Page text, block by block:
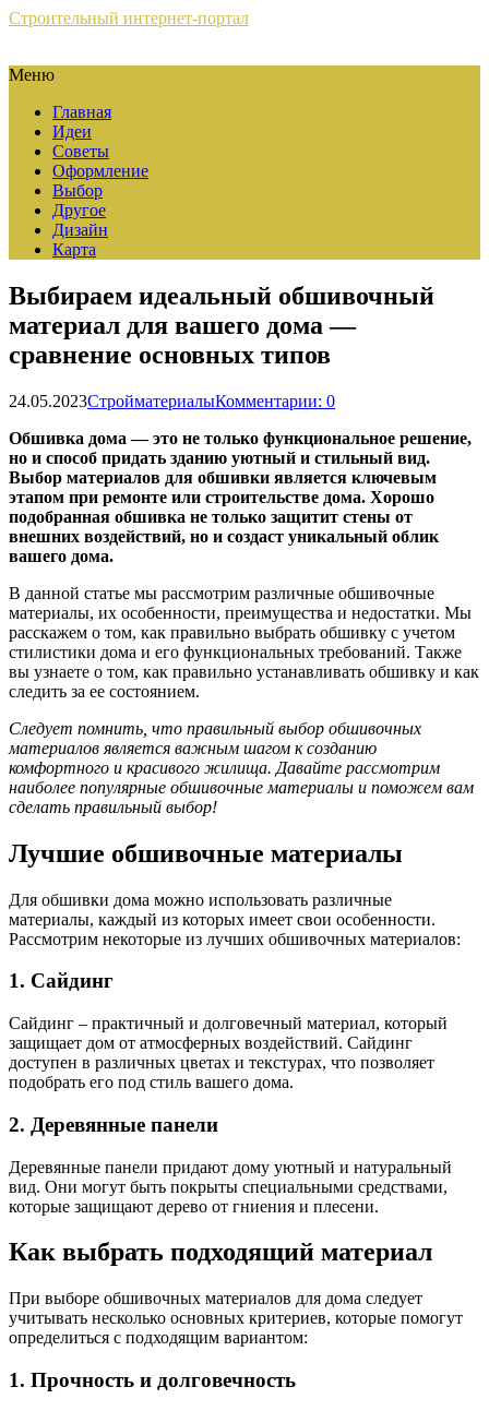
Строительный интернет-портал
Меню
Главная
Идеи
Советы
Оформление
Выбор
Другое
Дизайн
Карта
Выбираем идеальный обшивочный
материал для вашего дома —
сравнение основных типов
24.05.2023СтройматериалыКомментарии: 0
Обшивка дома — это не только функциональное решение,
но и способ придать зданию уютный и стильный вид.
Выбор материалов для обшивки является ключевым
этапом при ремонте или строительстве дома. Хорошо
подобранная обшивка не только защитит стены от
внешних воздействий, но и создаст уникальный облик
вашего дома.
В данной статье мы рассмотрим различные обшивочные
материалы, их особенности, преимущества и недостатки. Мы
расскажем о том, как правильно выбрать обшивку с учетом
стилистики дома и его функциональных требований. Также
вы узнаете о том, как правильно устанавливать обшивку и как
следить за ее состоянием.
Следует помнить, что правильный выбор обшивочных
материалов является важным шагом к созданию
комфортного и красивого жилища. Давайте рассмотрим
наиболее популярные обшивочные материалы и поможем вам
сделать правильный выбор!
Лучшие обшивочные материалы
Для обшивки дома можно использовать различные
материалы, каждый из которых имеет свои особенности.
Рассмотрим некоторые из лучших обшивочных материалов:
1. Сайдинг
Сайдинг – практичный и долговечный материал, который
защищает дом от атмосферных воздействий. Сайдинг
доступен в различных цветах и текстурах, что позволяет
подобрать его под стиль вашего дома.
2. Деревянные панели
Деревянные панели придают дому уютный и натуральный
вид. Они могут быть покрыты специальными средствами,
которые защищают дерево от гниения и плесени.
Как выбрать подходящий материал
При выборе обшивочных материалов для дома следует
учитывать несколько основных критериев, которые помогут
определиться с подходящим вариантом:
1. Прочность и долговечность